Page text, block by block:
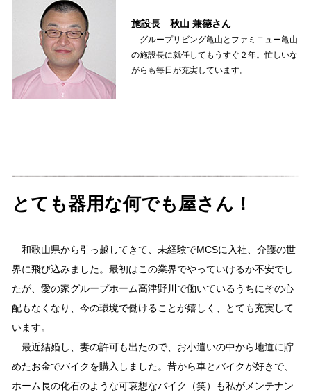
施設長 秋山 兼德さん
グループリビング亀山とファミニュー亀山
の施設長に就任してもうすぐ２年。忙しいな
がらも毎日が充実しています。
とても器用な何でも屋さん！
和歌山県から引っ越してきて、未経験でMCSに入社、介護の世
界に飛び込みました。最初はこの業界でやっていけるか不安でし
たが、愛の家グループホーム高津野川で働いているうちにその心
配もなくなり、今の環境で働けることが嬉しく、とても充実して
います。
最近結婚し、妻の許可も出たので、お小遣いの中から地道に貯
めたお金でバイクを購入しました。昔から車とバイクが好きで、
ホーム長の化石のような可哀想なバイク（笑）も私がメンテナン